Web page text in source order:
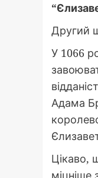
Другий
У 1066
Адама
Цікаво,